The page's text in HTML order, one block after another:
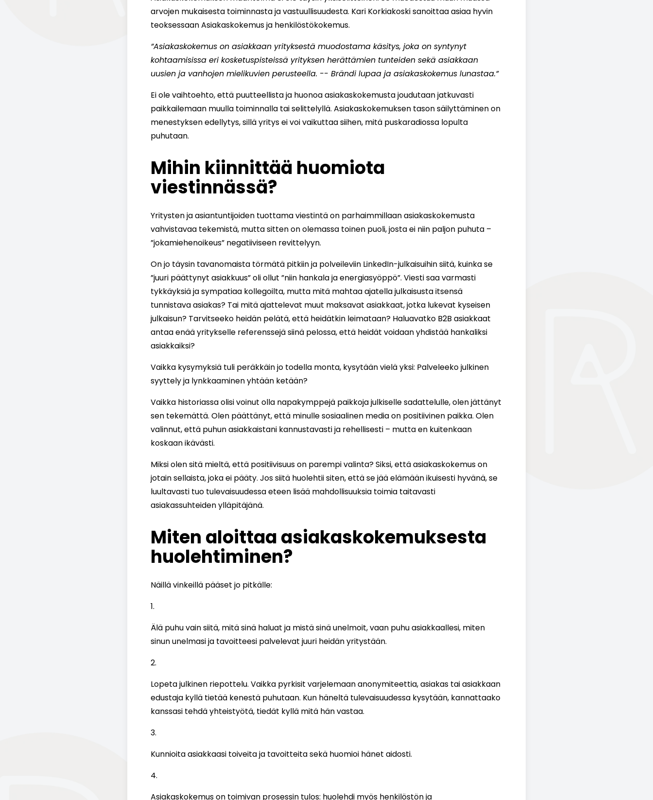
arvojen mukaisesta toiminnasta ja vastuullisuudesta. Kari Korkiakoski sanoittaa asiaa hyvin
teoksessaan Asiakaskokemus ja henkilöstökokemus.
”Asiakaskokemus on asiakkaan yrityksestä muodostama käsitys, joka on syntynyt
kohtaamisissa eri kosketuspisteissä yrityksen herättämien tunteiden sekä asiakkaan
uusien ja vanhojen mielikuvien perusteella. -- Brändi lupaa ja asiakaskokemus lunastaa.”
Ei ole vaihtoehto, että puutteellista ja huonoa asiakaskokemusta joudutaan jatkuvasti
paikkailemaan muulla toiminnalla tai selittelyllä. Asiakaskokemuksen tason säilyttäminen on
menestyksen edellytys, sillä yritys ei voi vaikuttaa siihen, mitä puskaradiossa lopulta
puhutaan.
Mihin kiinnittää huomiota
viestinnässä?
Yritysten ja asiantuntijoiden tuottama viestintä on parhaimmillaan asiakaskokemusta
vahvistavaa tekemistä, mutta sitten on olemassa toinen puoli, josta ei niin paljon puhuta –
”jokamiehenoikeus” negatiiviseen revittelyyn.
On jo täysin tavanomaista törmätä pitkiin ja polveileviin LinkedIn-julkaisuihin siitä, kuinka se
”juuri päättynyt asiakkuus” oli ollut ”niin hankala ja energiasyöppö”. Viesti saa varmasti
tykkäyksiä ja sympatiaa kollegoilta, mutta mitä mahtaa ajatella julkaisusta itsensä
tunnistava asiakas? Tai mitä ajattelevat muut maksavat asiakkaat, jotka lukevat kyseisen
julkaisun? Tarvitseeko heidän pelätä, että heidätkin leimataan? Haluavatko B2B asiakkaat
antaa enää yritykselle referenssejä siinä pelossa, että heidät voidaan yhdistää hankaliksi
asiakkaiksi?
Vaikka kysymyksiä tuli peräkkäin jo todella monta, kysytään vielä yksi: Palveleeko julkinen
syyttely ja lynkkaaminen yhtään ketään?
Vaikka historiassa olisi voinut olla napakymppejä paikkoja julkiselle sadattelulle, olen jättänyt
sen tekemättä. Olen päättänyt, että minulle sosiaalinen media on positiivinen paikka. Olen
valinnut, että puhun asiakkaistani kannustavasti ja rehellisesti – mutta en kuitenkaan
koskaan ikävästi.
Miksi olen sitä mieltä, että positiivisuus on parempi valinta? Siksi, että asiakaskokemus on
jotain sellaista, joka ei pääty. Jos siitä huolehtii siten, että se jää elämään ikuisesti hyvänä, se
luultavasti tuo tulevaisuudessa eteen lisää mahdollisuuksia toimia taitavasti
asiakassuhteiden ylläpitäjänä.
Miten aloittaa asiakaskokemuksesta
huolehtiminen?
Näillä vinkeillä pääset jo pitkälle:
Älä puhu vain siitä, mitä sinä haluat ja mistä sinä unelmoit, vaan puhu asiakkaallesi, miten
sinun unelmasi ja tavoitteesi palvelevat juuri heidän yritystään.
Lopeta julkinen riepottelu. Vaikka pyrkisit varjelemaan anonymiteettia, asiakas tai asiakkaan
edustaja kyllä tietää kenestä puhutaan. Kun häneltä tulevaisuudessa kysytään, kannattaako
kanssasi tehdä yhteistyötä, tiedät kyllä mitä hän vastaa.
Kunnioita asiakkaasi toiveita ja tavoitteita sekä huomioi hänet aidosti.
Asiakaskokemus on toimivan prosessin tulos: huolehdi myös henkilöstön ja